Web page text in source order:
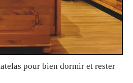
pour bien dormir et rester